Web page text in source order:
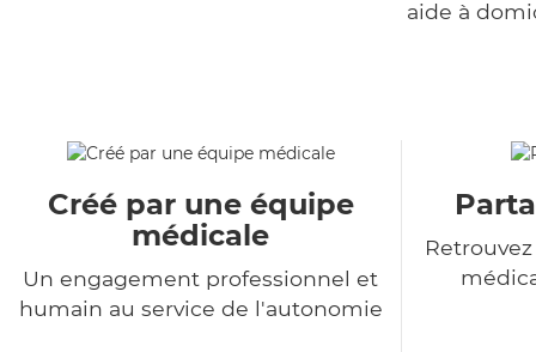
aide à
Créé par une équipe
médicale
Un engagement professionnel et
humain au service de l'autonomie